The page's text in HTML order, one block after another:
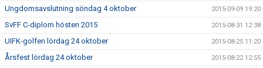
Ungdomsavslutning söndag 4 oktober 2015-09-09 19:20
SvFF C-diplom hösten 2015 2015-08-31 12:38
UIFK-golfen lördag 24 oktober 2015-08-25 11:20
Årsfest lördag 24 oktober 2015-08-22 12:55